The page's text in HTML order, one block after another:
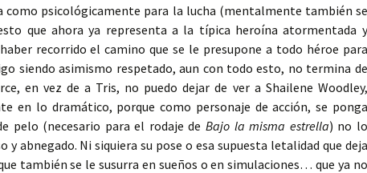
psicológicamente para la lucha (mentalmente también se
que ahora ya representa a la típica heroína atormentada y
recorrido el camino que se le presupone a todo héroe para
siendo asimismo respetado, aun con todo esto, no termina de
en vez de a Tris, no puedo dejar de ver a Shailene Woodley,
en lo dramático, porque como personaje de acción, se ponga
pelo (necesario para el rodaje de Bajo la misma estrella) no lo
abnegado. Ni siquiera su pose o esa supuesta letalidad que deja
también se le susurra en sueños o en simulaciones… que ya no